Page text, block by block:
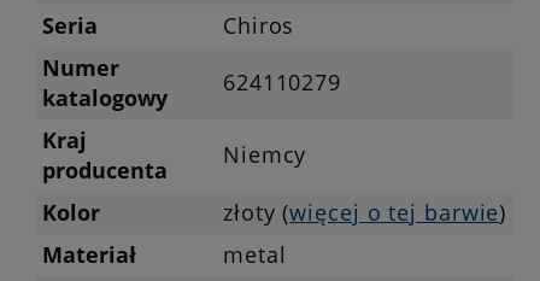
Seria
Chiros
Numer
katalogowy
624110279
Kraj
producenta
Niemcy
Kolor
złoty (więcej o tej barwie)
Materiał
metal